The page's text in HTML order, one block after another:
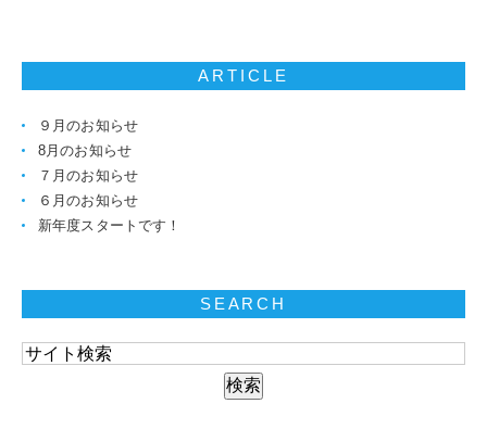
ARTICLE
９月のお知らせ
8月のお知らせ
７月のお知らせ
６月のお知らせ
新年度スタートです！
SEARCH